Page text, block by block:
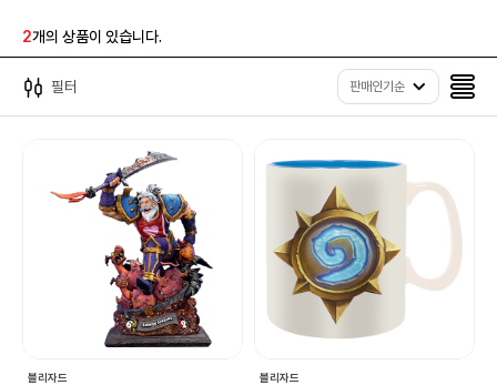
2개의 상품이 있습니다.
필터 판매인기순
블리자드 블리자드